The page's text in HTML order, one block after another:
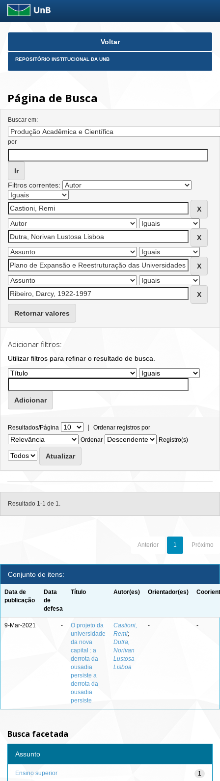
Skip
Voltar
REPOSITÓRIO INSTITUCIONAL DA UNB
Página de Busca
Buscar em:
por
Filtros correntes:
Retornar valores
Adicionar filtros:
Utilizar filtros para refinar o resultado de busca.
Resultados/Página | Ordenar registros por
Ordenar
Registro(s)
Resultado 1-1 de 1.
Anterior 1 Próximo
Conjunto de itens:
Data de
publicação
Data
de
defesa
Título Autor(es) Orientador(es)
9-Mar-2021 -
O projeto da
universidade
da nova
capital : a
derrota da
ousadia
persiste a
derrota da
ousadia
persiste
Castioni,
Remi;
Dutra,
Norivan
Lustosa
Lisboa
- -
Busca facetada
Assunto
1
Ensino superior